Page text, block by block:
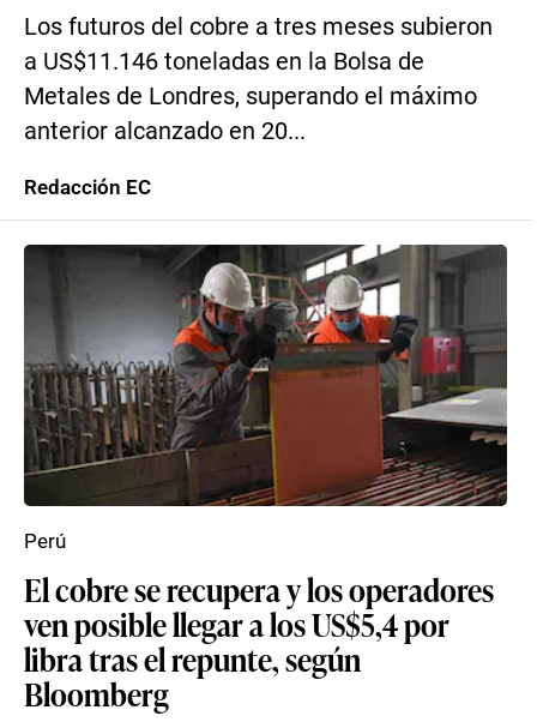
Los futuros del cobre a tres meses subieron
a US$11.146 toneladas en la Bolsa de
Metales de Londres, superando el máximo
anterior alcanzado en 20...
Redacción EC
El cobre se recupera y los operadores
ven posible llegar a los US$5,4 por
libra tras el repunte, según
Bloomberg
Perú